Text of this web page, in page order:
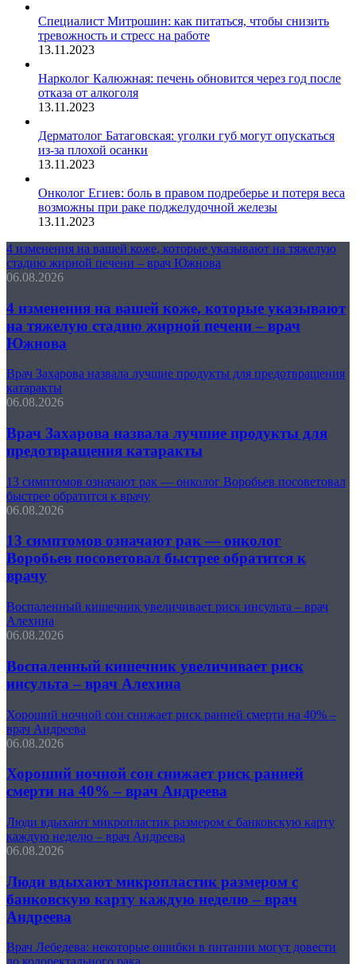
Специалист Митрошин: как питаться, чтобы снизить
тревожность и стресс на работе
13.11.2023
Нарколог Калюжная: печень обновится через год после
отказа от алкоголя
13.11.2023
Дерматолог Батаговская: уголки губ могут опускаться
из-за плохой осанки
13.11.2023
Онколог Егиев: боль в правом подреберье и потеря веса
возможны при раке поджелудочной железы
13.11.2023
4 изменения на вашей коже, которые указывают на тяжелую
стадию жирной печени – врач Южнова
06.08.2026
4 изменения на вашей коже, которые указывают
на тяжелую стадию жирной печени – врач
Южнова
Врач Захарова назвала лучшие продукты для предотвращения
катаракты
06.08.2026
Врач Захарова назвала лучшие продукты для
предотвращения катаракты
13 симптомов означают рак — онколог Воробьев посоветовал
быстрее обратится к врачу
06.08.2026
13 симптомов означают рак — онколог
Воробьев посоветовал быстрее обратится к
врачу
Воспаленный кишечник увеличивает риск инсульта – врач
Алехина
06.08.2026
Воспаленный кишечник увеличивает риск
инсульта – врач Алехина
Хороший ночной сон снижает риск ранней смерти на 40% –
врач Андреева
06.08.2026
Хороший ночной сон снижает риск ранней
смерти на 40% – врач Андреева
Люди вдыхают микропластик размером с банковскую карту
каждую неделю – врач Андреева
06.08.2026
Люди вдыхают микропластик размером с
банковскую карту каждую неделю – врач
Андреева
Врач Лебедева: некоторые ошибки в питании могут довести